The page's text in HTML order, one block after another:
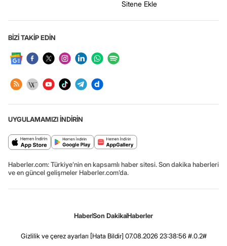
Sitene Ekle
BİZİ TAKİP EDİN
UYGULAMAMIZI İNDİRİN
Haberler.com: Türkiye’nin en kapsamlı haber sitesi. Son dakika haberleri
ve en güncel gelişmeler Haberler.com’da.
HaberSon DakikaHaberler
Gizlilik ve çerez ayarları [Hata Bildir] 07.08.2026 23:38:56 #.0.2#